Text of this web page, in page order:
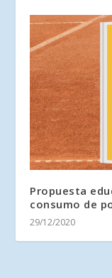
Propuesta
consumo de
29/12/2020